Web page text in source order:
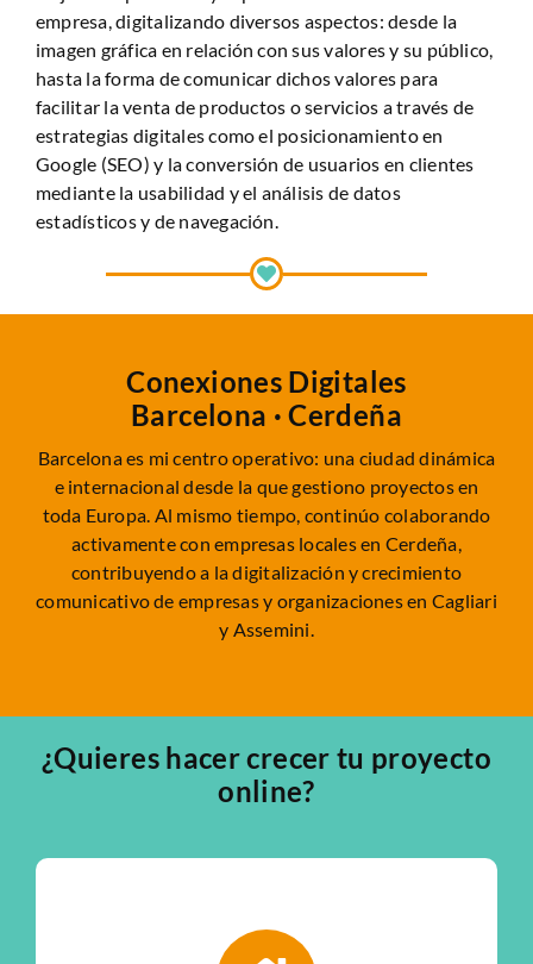
empresa, digitalizando diversos aspectos: desde la
imagen gráfica en relación con sus valores y su público,
hasta la forma de comunicar dichos valores para
facilitar la venta de productos o servicios a través de
estrategias digitales como el posicionamiento en
Google (SEO) y la conversión de usuarios en clientes
mediante la usabilidad y el análisis de datos
estadísticos y de navegación.
Conexiones Digitales
Barcelona · Cerdeña
Barcelona es mi centro operativo: una ciudad dinámica
e internacional desde la que gestiono proyectos en
toda Europa. Al mismo tiempo, continúo colaborando
activamente con empresas locales en Cerdeña,
contribuyendo a la digitalización y crecimiento
comunicativo de empresas y organizaciones en Cagliari
y Assemini.
¿Quieres hacer crecer tu proyecto
online?